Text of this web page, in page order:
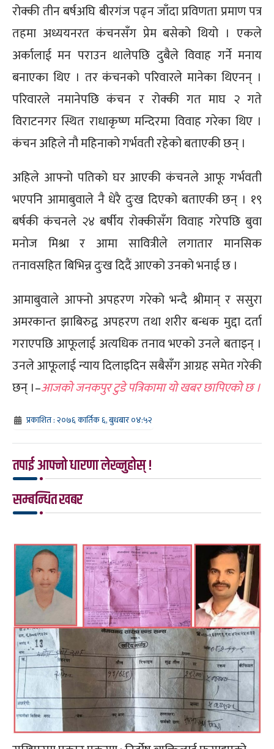
रोक्की तीन बर्षअघि बीरगंज पढ्न जाँदा प्रविणता प्रमाण पत्र
तहमा अध्ययनरत कंचनसँग प्रेम बसेको थियो । एकले
अर्कालाई मन पराउन थालेपछि दुबैले विवाह गर्ने मनाय
बनाएका थिए । तर कंचनको परिवारले मानेका थिएनन् ।
परिवारले नमानेपछि कंचन र रोक्की गत माघ २ गते
विराटनगर स्थित राधाकृष्ण मन्दिरमा विवाह गरेका थिए ।
कंचन अहिले नौ महिनाको गर्भवती रहेको बताएकी छन् ।
अहिले आफ्नो पतिको घर आएकी कंचनले आफू गर्भवती
भएपनि आमाबुवाले नै धेरै दुःख दिएको बताएकी छन् । १९
बर्षकी कंचनले २४ बर्षीय रोक्कीसँग विवाह गरेपछि बुवा
मनोज मिश्रा र आमा सावित्रीले लगातार मानसिक
तनावसहित बिभिन्न दुःख दिदैं आएको उनको भनाई छ ।
आमाबुवाले आफ्नो अपहरण गरेको भन्दै श्रीमान् र ससुरा
अमरकान्त झाबिरुद्व अपहरण तथा शरीर बन्धक मुद्दा दर्ता
गराएपछि आफूलाई अत्यधिक तनाव भएको उनले बताइन् ।
उनले आफूलाई न्याय दिलाइदिन सबैसँग आग्रह समेत गरेकी
छन् ।–आजको जनकपुर टुडे पत्रिकामा यो खबर छापिएको छ ।
प्रकाशित : २०७६ कार्तिक ६, बुधबार ०४:५२
तपाई आफ्नो धारणा लेख्नुहोस् !
सम्बन्धित खबर